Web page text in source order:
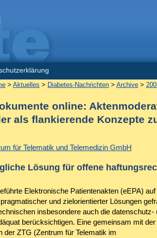
> Aktuelles > Diabetes-Nachrichten> Archive>
online:
als flankierende Konzepte
für Telematik und Telemedizin GmbH
Lösung für offene
Elektronische Patientenakten (eEPA)
und zielorientierter Lösungen
insbesondere auch die datenschutz-
berücksichtigen. Eine gemeinsam mit der
der ZTG (Zentrum für Telematik im